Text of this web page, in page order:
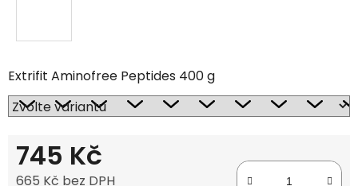
Extrifit Aminofree Peptides 400 g
745 Kč
665 Kč bez DPH